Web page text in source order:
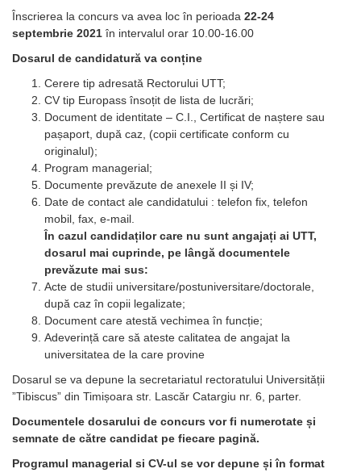
Înscrierea la concurs va avea loc în perioada 22-24
septembrie 2021 în intervalul orar 10.00-16.00
Dosarul de candidatură va conține
Cerere tip adresată Rectorului UTT;
CV tip Europass însoțit de lista de lucrări;
Document de identitate – C.I., Certificat de naștere sau
pașaport, după caz, (copii certificate conform cu
originalul);
Program managerial;
Documente prevăzute de anexele II și IV;
Date de contact ale candidatului : telefon fix, telefon
mobil, fax, e-mail.
În cazul candidaților care nu sunt angajați ai UTT,
dosarul mai cuprinde, pe lângă documentele
prevăzute mai sus:
Acte de studii universitare/postuniversitare/doctorale,
după caz în copii legalizate;
Document care atestă vechimea în funcție;
Adeverință care să ateste calitatea de angajat la
universitatea de la care provine
Dosarul se va depune la secretariatul rectoratului Universității
”Tibiscus” din Timișoara str. Lascăr Catargiu nr. 6, parter.
Documentele dosarului de concurs vor fi numerotate și
semnate de către candidat pe fiecare pagină.
Programul managerial si CV-ul se vor depune și în format